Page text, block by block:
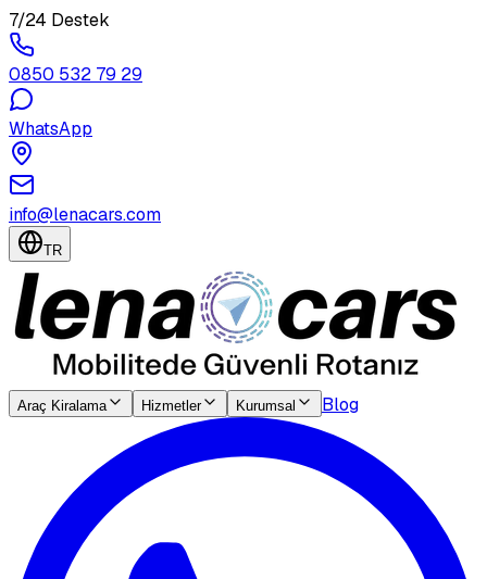
7/24 Destek
0850 532 79 29
WhatsApp
info@lenacars.com
TR
Araç Kiralama Hizmetler Kurumsal Blog